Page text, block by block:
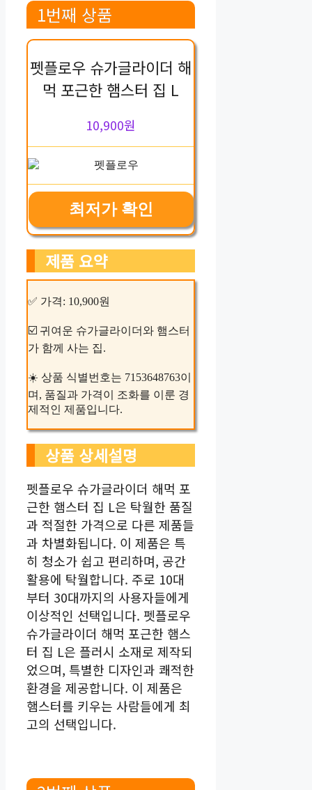
1번째 상품
펫플로우 슈가글라이더 해
먹 포근한 햄스터 집 L
10,900원
최저가 확인
제품 요약
✅ 가격: 10,900원
☑️ 귀여운 슈가글라이더와 햄스터
가 함께 사는 집.
☀️ 상품 식별번호는 7153648763이
며, 품질과 가격이 조화를 이룬 경
제적인 제품입니다.
상품 상세설명
펫플로우 슈가글라이더 해먹 포
근한 햄스터 집 L은 탁월한 품질
과 적절한 가격으로 다른 제품들
과 차별화됩니다. 이 제품은 특
히 청소가 쉽고 편리하며, 공간
활용에 탁월합니다. 주로 10대
부터 30대까지의 사용자들에게
이상적인 선택입니다. 펫플로우
슈가글라이더 해먹 포근한 햄스
터 집 L은 플러시 소재로 제작되
었으며, 특별한 디자인과 쾌적한
환경을 제공합니다. 이 제품은
햄스터를 키우는 사람들에게 최
고의 선택입니다.